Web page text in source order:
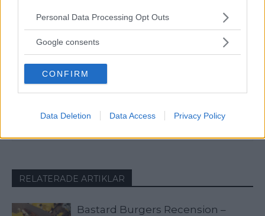
Please note that this website/app uses one or more Google
not limited to your visit or usage behaviour. You may click to
use your data for below specified purposes in below Google
consent section.
Personal Data Processing Opt Outs
Google consents
CONFIRM
Data Deletion Data Access Privacy Policy
Allt från personlig utveckling till sköna sneakers är intressant!
Kvalitetstid för mig är en kall, ljus, amerikansk öl i solen på en
uteservering, gärna "i goda vänners lag" om man nu skall
RELATERADE ARTIKLAR
Bastard Burgers Recension –